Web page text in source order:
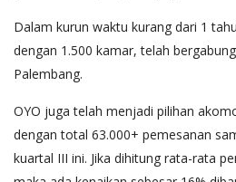
Dalam kurun waktu kurang dari 1
dengan 1.500 kamar, telah
Palembang.
OYO juga telah menjadi pilihan
dengan total 63.000+ pemesanan
kuartal III ini. Jika dihitung rata-rata